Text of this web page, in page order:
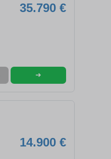
35.790 €
➜
14.900 €